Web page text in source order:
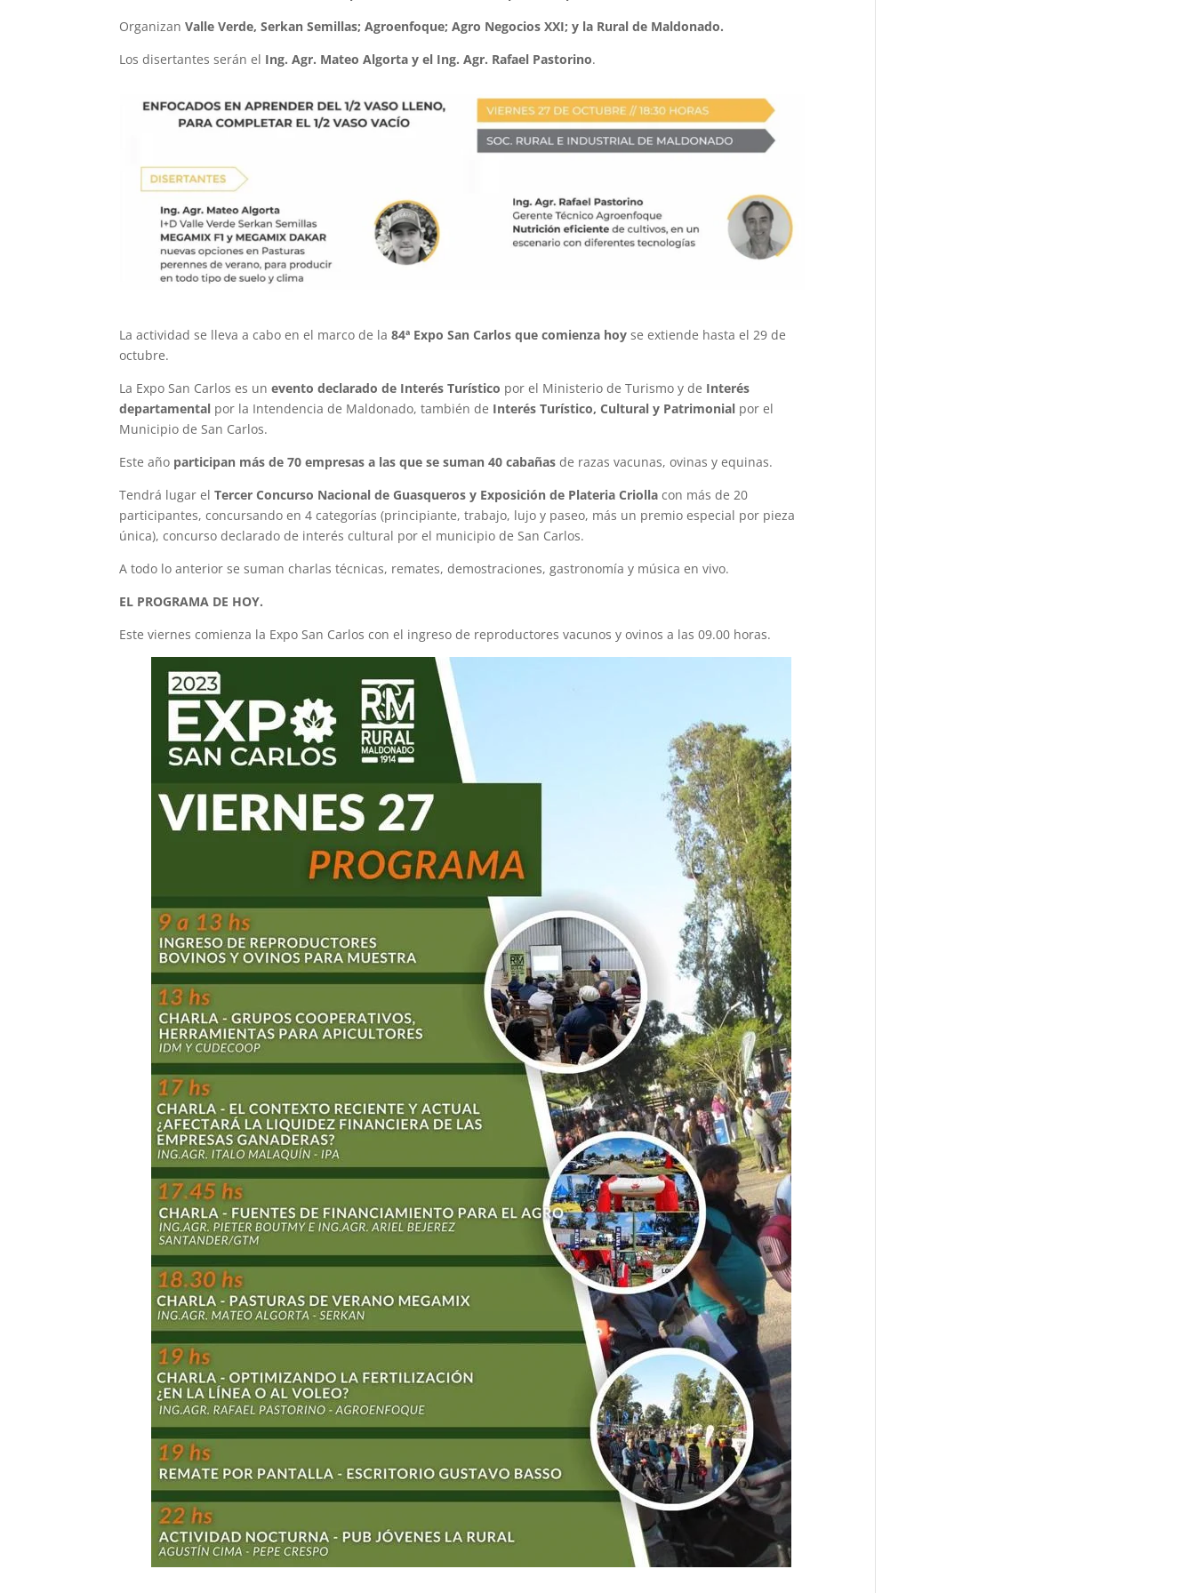
OrganizanValle Verde, Serkan Semillas; Agroenfoque; Agro Negocios XXI; y la Rural de Maldonado.
Los disertantes serán el Ing. Agr. Mateo Algorta y el Ing. Agr. Rafael Pastorino.
La actividad se lleva a cabo en el marco de la84ª Expo San Carlos que comienza hoy se extiende hasta el 29 de
octubre.
La Expo San Carlos es unevento declarado de Interés Turístico por el Ministerio de Turismo y de Interés
departamental por la Intendencia de Maldonado, también de Interés Turístico, Cultural y Patrimonial por el
Municipio de San Carlos.
Este año participan más de 70 empresas a las que se suman 40 cabañas de razas vacunas, ovinas y equinas.
Tendrá lugar elTercer Concurso Nacional de Guasqueros y Exposición de Plateria Criolla con más de 20
participantes, concursando en 4 categorías (principiante, trabajo, lujo y paseo, más un premio especial por pieza
única), concurso declarado de interés cultural por el municipio de San Carlos.
A todo lo anterior se suman charlas técnicas, remates, demostraciones, gastronomía y música en vivo.
EL PROGRAMA DE HOY.
Este viernes comienza la Expo San Carlos con el ingreso de reproductores vacunos y ovinos a las 09.00 horas.